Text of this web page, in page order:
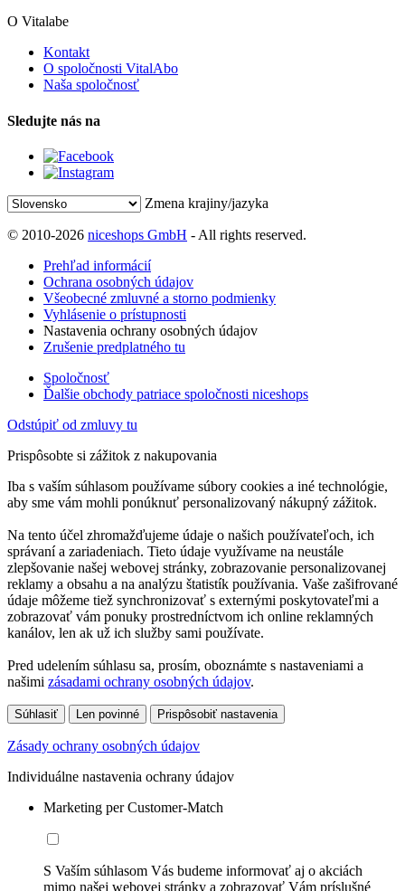
O Vitalabe
Kontakt
O spoločnosti VitalAbo
Naša spoločnosť
Sledujte nás na
Zmena krajiny/jazyka
© 2010-2026 niceshops GmbH - All rights reserved.
Prehľad informácií
Ochrana osobných údajov
Všeobecné zmluvné a storno podmienky
Vyhlásenie o prístupnosti
Nastavenia ochrany osobných údajov
Zrušenie predplatného tu
Spoločnosť
Ďalšie obchody patriace spoločnosti niceshops
Odstúpiť od zmluvy tu
Prispôsobte si zážitok z nakupovania
Iba s vaším súhlasom používame súbory cookies a iné technológie,
aby sme vám mohli ponúknuť personalizovaný nákupný zážitok.
Na tento účel zhromažďujeme údaje o našich používateľoch, ich
správaní a zariadeniach. Tieto údaje využívame na neustále
zlepšovanie našej webovej stránky, zobrazovanie personalizovanej
reklamy a obsahu a na analýzu štatistík používania. Vaše zašifrované
údaje môžeme tiež synchronizovať s externými poskytovateľmi a
zobrazovať vám ponuky prostredníctvom ich online reklamných
kanálov, len ak už ich služby sami používate.
Pred udelením súhlasu sa, prosím, oboznámte s nastaveniami a
našimi zásadami ochrany osobných údajov.
Súhlasiť Len povinné Prispôsobiť nastavenia
Zásady ochrany osobných údajov
Individuálne nastavenia ochrany údajov
Marketing per Customer-Match
S Vaším súhlasom Vás budeme informovať aj o akciách
mimo našej webovej stránky a zobrazovať Vám príslušné